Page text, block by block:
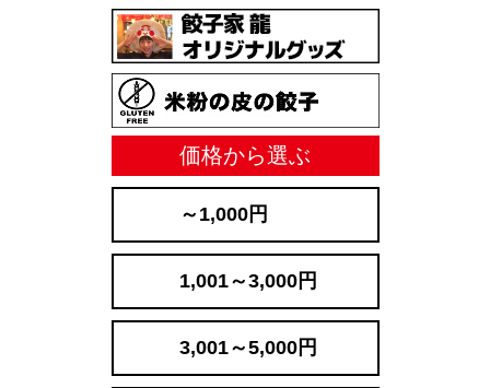
価格から選ぶ
～1,000円
1,001～3,000円
3,001～5,000円